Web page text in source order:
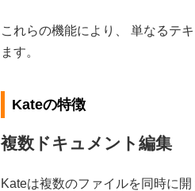
これらの機能により、 単なるテ
ます。
Kateの特徴
複数ドキュメント編集
Kateは複数のファイルを同時に